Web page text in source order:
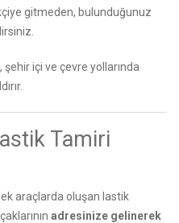
gitmeden, bulunduğunuz
içi ve çevre yollarında
Tamiri
araçlarda oluşan lastik
adresinize gelinerek